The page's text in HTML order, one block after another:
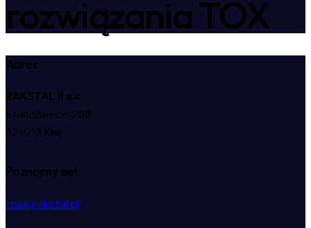
rozwiązania TOX
Adres
RAKSTAL II s.c.
Stanisławice 266
32-015 Kłaj
Poznajmy się!
tox@rakstal.pl